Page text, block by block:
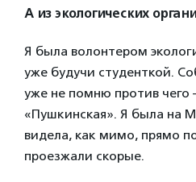
А из экологических
Я была волонтером
уже будучи студенткой.
уже не помню против чего
«Пушкинская». Я была на
видела, как мимо, прямо
проезжали скорые.